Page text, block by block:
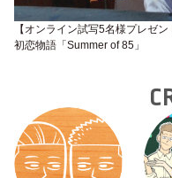
【オンライン試写5名様プレゼ
初恋物語「Summer of 85」